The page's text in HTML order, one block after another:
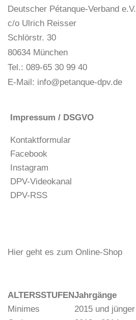
Deutscher Pétanque-Verband e.V.
c/o Ulrich Reisser
Schlörstr. 30
80634 München
Tel.: 089-65 30 99 40
E-Mail: info@petanque-dpv.de
Impressum / DSGVO
Kontaktformular
Facebook
Instagram
DPV-Videokanal
DPV-RSS
Hier geht es zum Online-Shop
ALTERSSTUFENJahrgänge
Minimes
2015 und jünger